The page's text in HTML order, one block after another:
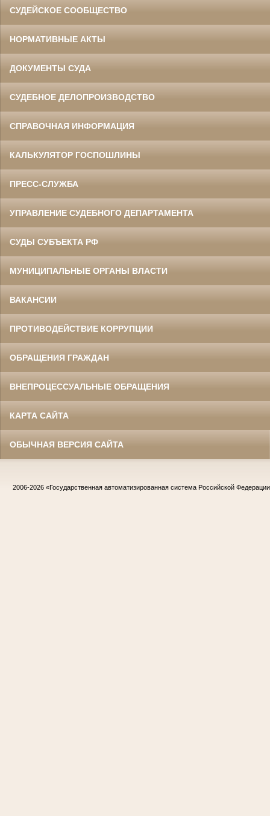
СУДЕЙСКОЕ СООБЩЕСТВО
НОРМАТИВНЫЕ АКТЫ
ДОКУМЕНТЫ СУДА
СУДЕБНОЕ ДЕЛОПРОИЗВОДСТВО
СПРАВОЧНАЯ ИНФОРМАЦИЯ
КАЛЬКУЛЯТОР ГОСПОШЛИНЫ
ПРЕСС-СЛУЖБА
УПРАВЛЕНИЕ СУДЕБНОГО ДЕПАРТАМЕНТА
СУДЫ СУБЪЕКТА РФ
МУНИЦИПАЛЬНЫЕ ОРГАНЫ ВЛАСТИ
ВАКАНСИИ
ПРОТИВОДЕЙСТВИЕ КОРРУПЦИИ
ОБРАЩЕНИЯ ГРАЖДАН
ВНЕПРОЦЕССУАЛЬНЫЕ ОБРАЩЕНИЯ
КАРТА САЙТА
ОБЫЧНАЯ ВЕРСИЯ САЙТА
2006-2026 «Государственная автоматизированная система Российской